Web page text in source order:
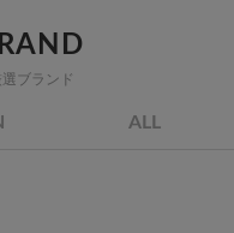
ブランド
ALL